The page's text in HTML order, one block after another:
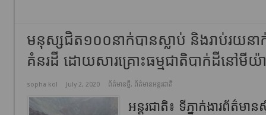
មនុស្សជិត១០០នាក់បានស្លាប់ និងរាប់រយន
គំនរដី ដោយសារគ្រោះធម្មជាតិបាក់ដីនៅមីយ៉
sopha kol July 2, 2020 ព័ត៌មានថ្មី, ព័ត៌មានអន្តរជាតិ
អន្តរជាតិ៖ ទីភ្នាក់ងារព័ត៌ម